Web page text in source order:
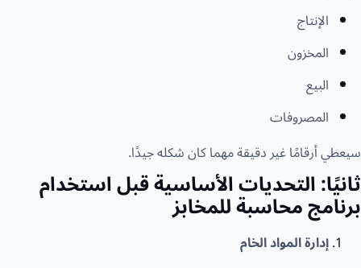
الإنتاج
المخزون
البيع
المصروفات
سيعطي أرقامًا غير دقيقة مهما كان شكله جيدًا.
ثانيًا: التحديات الأساسية قبل استخدام
برنامج محاسبة للمخابز
إدارة المواد الخام